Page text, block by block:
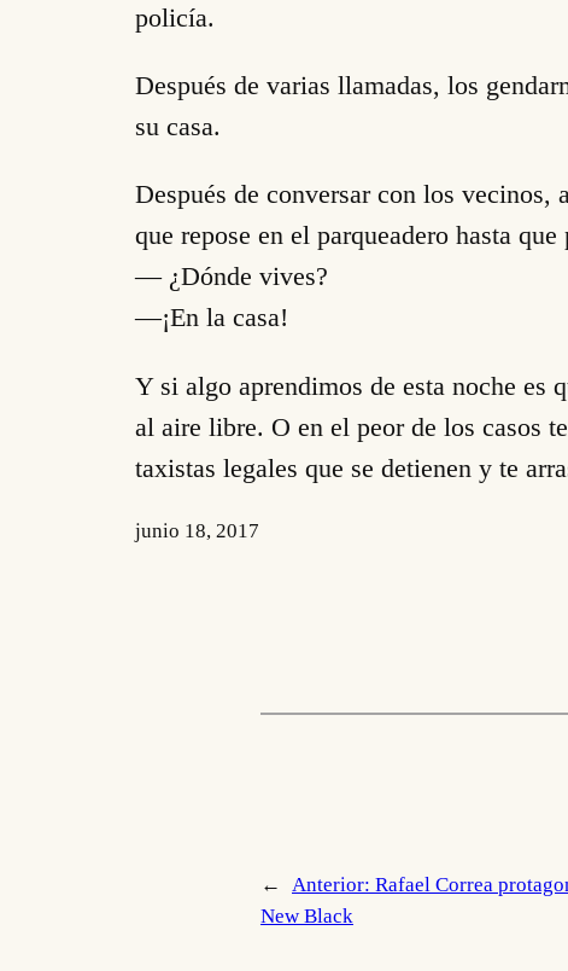
policía.
Después de varias llamadas, los
su casa.
Después de conversar con los
que repose en el parqueadero hasta
— ¿Dónde vives?
—¡En la casa!
Y si algo aprendimos de esta noche es
al aire libre. O en el peor de los casos
taxistas legales que se detienen y te
junio 18, 2017
← Anterior: Rafael Correa
New Black